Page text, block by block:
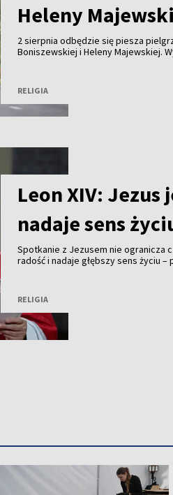
Heleny
2 sierpnia odbędzie się piesza
Boniszewskiej i Heleny Majewskiej.
RELIGIA
Leon XIV:
nadaje sens
Spotkanie z Jezusem nie ogranicza
radość i nadaje głębszy sens życiu –
RELIGIA